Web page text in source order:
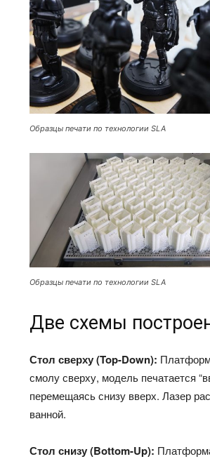
Образцы печати по технологии SLA
Образцы печати по технологии SLA
Две схемы
Стол сверху (Top-Down):
смолу сверху, модель печатается
перемещаясь снизу вверх. Лазер
ванной.​
Стол снизу (Bottom-Up):